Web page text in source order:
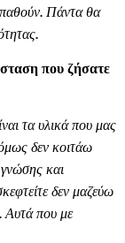
Πάντα θα
που ζήσατε
τα υλικά που μας
δεν κοιτάω
και
δεν μαζεύω
Αυτά που με